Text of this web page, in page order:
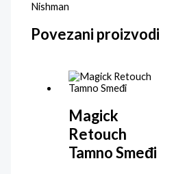
Nishman
Povezani proizvodi
Magick
Retouch
Tamno Smeđi